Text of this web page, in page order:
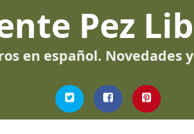
Pez
en español. Novedades